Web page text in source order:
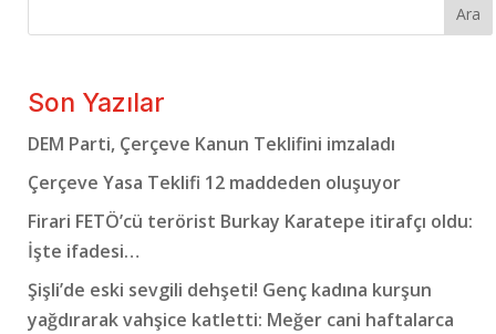
Ara
Son Yazılar
DEM Parti, Çerçeve Kanun Teklifini imzaladı
Çerçeve Yasa Teklifi 12 maddeden oluşuyor
Firari FETÖ’cü terörist Burkay Karatepe itirafçı oldu:
İşte ifadesi…
Şişli’de eski sevgili dehşeti! Genç kadına kurşun
yağdırarak vahşice katletti: Meğer cani haftalarca